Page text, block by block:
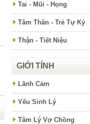
Tai - Mũi - Họng
Tâm Thần - Trẻ Tự Kỷ
Thận - Tiết Niệu
GIỚI TÍNH
Lãnh Cảm
Yếu Sinh Lý
Tâm Lý Vợ Chồng